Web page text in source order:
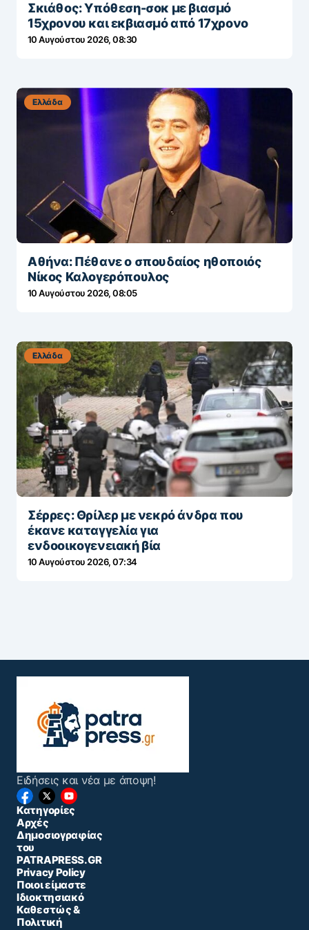
Σκιάθος: Υπόθεση-σοκ με βιασμό
15χρονου και εκβιασμό από 17χρονο
10 Αυγούστου 2026, 08:30
Ελλάδα
Αθήνα: Πέθανε ο σπουδαίος ηθοποιός
Νίκος Καλογερόπουλος
10 Αυγούστου 2026, 08:05
Ελλάδα
Σέρρες: Θρίλερ με νεκρό άνδρα που
έκανε καταγγελία για
ενδοοικογενειακή βία
10 Αυγούστου 2026, 07:34
Ειδήσεις και νέα με άποψη!
Κατηγορίες
Αρχές
Δημοσιογραφίας
του
PATRAPRESS.GR
Privacy Policy
Ποιοι είμαστε
Ιδιοκτησιακό
Καθεστώς &
Πολιτική